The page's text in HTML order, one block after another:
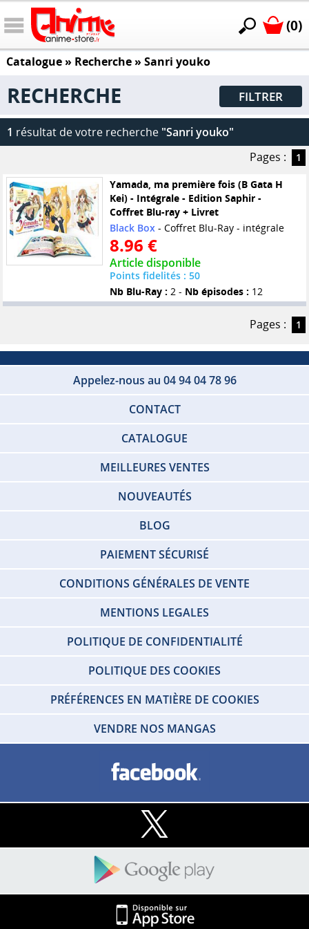
(0)
Catalogue» Recherche » Sanri youko
RECHERCHE FILTRER
1 résultat de votre recherche "Sanri youko"
Pages :
1
Yamada, ma première fois (B Gata H
Kei) - Intégrale - Edition Saphir -
Coffret Blu-ray + Livret
Black Box- Coffret Blu-Ray - intégrale
8.96 €
Article disponible
Points fidelités : 50
Nb Blu-Ray : 2 - Nb épisodes : 12
Pages : 1
Appelez-nous au 04 94 04 78 96
CONTACT
CATALOGUE
MEILLEURES VENTES
NOUVEAUTÉS
BLOG
PAIEMENT SÉCURISÉ
CONDITIONS GÉNÉRALES DE VENTE
MENTIONS LEGALES
POLITIQUE DE CONFIDENTIALITÉ
POLITIQUE DES COOKIES
PRÉFÉRENCES EN MATIÈRE DE COOKIES
VENDRE NOS MANGAS